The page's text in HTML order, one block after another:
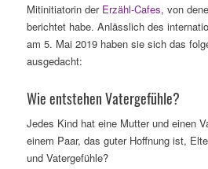
Mitinitiatorin der Erzähl-Cafes, von
berichtet habe. Anlässlich des
am 5. Mai 2019 haben sie sich das
ausgedacht:
Wie entstehen Vatergefühle?
Jedes Kind hat eine Mutter und einen
einem Paar, das guter Hoffnung ist,
und Vatergefühle?